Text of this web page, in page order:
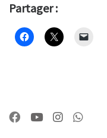
Partager :